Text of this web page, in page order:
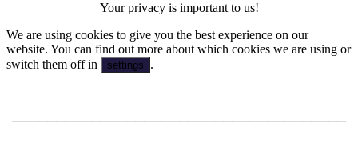
Your privacy is important to us!
We are using cookies to give you the best experience on our
website. You can find out more about which cookies we are using or
switch them off in
settings .
──────────────────────────────────────